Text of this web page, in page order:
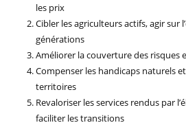
les prix
Cibler les agriculteurs actifs, agir sur
générations
Améliorer la couverture des risques
Compenser les handicaps naturels
territoires
Revaloriser les services rendus par
faciliter les transitions